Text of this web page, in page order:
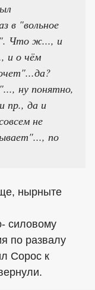
в "вольное
Что ж..., и
и о чём
ну понятно,
пр., да и
не
по
нырныте
силовому
по развалу
Сорос к